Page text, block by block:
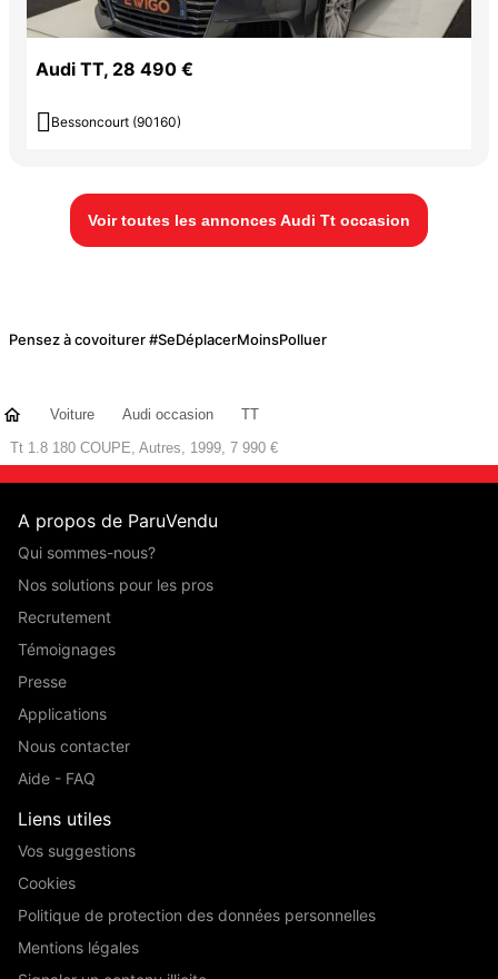
Audi TT, 28 490 €
 Bessoncourt (90160)
Voir toutes les annonces Audi Tt occasion
Pensez à covoiturer #SeDéplacerMoinsPolluer
Voiture Audi occasion
TT
Tt 1.8 180 COUPE, Autres, 1999, 7 990 €
A propos de ParuVendu
Qui sommes-nous?
Nos solutions pour les pros
Recrutement
Témoignages
Presse
Applications
Nous contacter
Aide - FAQ
Liens utiles
Vos suggestions
Cookies
Politique de protection des données personnelles
Mentions légales